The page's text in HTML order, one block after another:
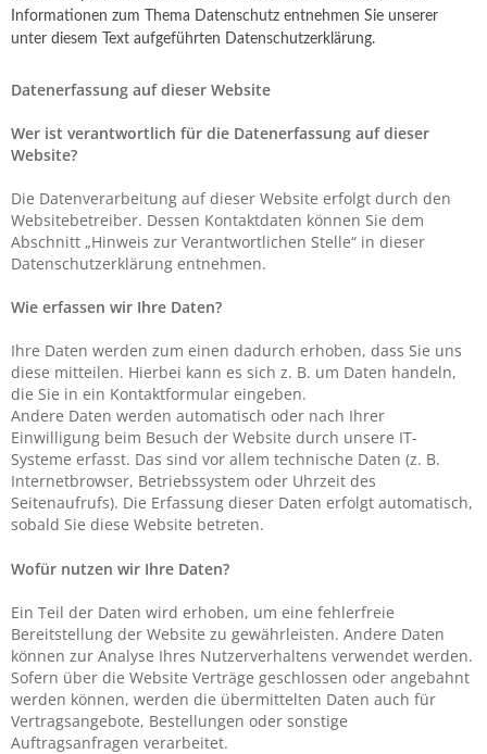
Informationen zum Thema Datenschutz entnehmen Sie unserer
unter diesem Text aufgeführten Datenschutzerklärung.
Datenerfassung auf dieser Website
Wer ist verantwortlich für die Datenerfassung auf dieser
Website?
Die Datenverarbeitung auf dieser Website erfolgt durch den
Websitebetreiber. Dessen Kontaktdaten können Sie dem
Abschnitt „Hinweis zur Verantwortlichen Stelle“ in dieser
Datenschutzerklärung entnehmen.
Wie erfassen wir Ihre Daten?
Ihre Daten werden zum einen dadurch erhoben, dass Sie uns
diese mitteilen. Hierbei kann es sich z. B. um Daten handeln,
die Sie in ein Kontaktformular eingeben.
Andere Daten werden automatisch oder nach Ihrer
Einwilligung beim Besuch der Website durch unsere IT-
Systeme erfasst. Das sind vor allem technische Daten (z. B.
Internetbrowser, Betriebssystem oder Uhrzeit des
Seitenaufrufs). Die Erfassung dieser Daten erfolgt automatisch,
sobald Sie diese Website betreten.
Wofür nutzen wir Ihre Daten?
Ein Teil der Daten wird erhoben, um eine fehlerfreie
Bereitstellung der Website zu gewährleisten. Andere Daten
können zur Analyse Ihres Nutzerverhaltens verwendet werden.
Sofern über die Website Verträge geschlossen oder angebahnt
werden können, werden die übermittelten Daten auch für
Vertragsangebote, Bestellungen oder sonstige
Auftragsanfragen verarbeitet.